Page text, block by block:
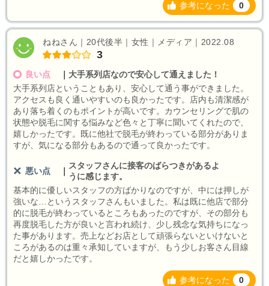
参考になった 0
ねねさん｜20代後半｜女性｜メディア｜2022.08
3
良い点
大手系列店なので安心して通えました！
大手系列店ということもあり、安心して通う事ができました。
アクセスも良く通いやすいのも良かったです。店内も清潔感が
あり落ち着くのもポイントが高いです。カウンセリングで肌の
状態や脱毛に関する悩みなど色々と丁寧に聞いてくれたので、
嬉しかったです。既に他社で脱毛が終わっている部分がありま
すが、気になる部分もあるので通って良かったです。
悪い点
スタッフさんに接客のばらつきがあるよ
うに感じます。
基本的に優しいスタッフの方ばかりなのですが、中には押しが
強いな…というスタッフさんもいました。私は既に他店で部分
的に脱毛が終わっているところもあったのですが、その部分も
再度脱毛した方が良いと言われ続け、少し残念な気持ちになっ
た事があります。売上などお店として頑張らないといけないと
ころがあるのは重々承知していますが、もう少しお客さん目線
だと嬉しかったです。
参考になった 0